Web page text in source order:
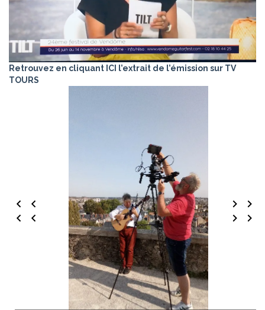
Retrouvez en cliquant ICI l’extrait de l’émission sur TV
TOURS